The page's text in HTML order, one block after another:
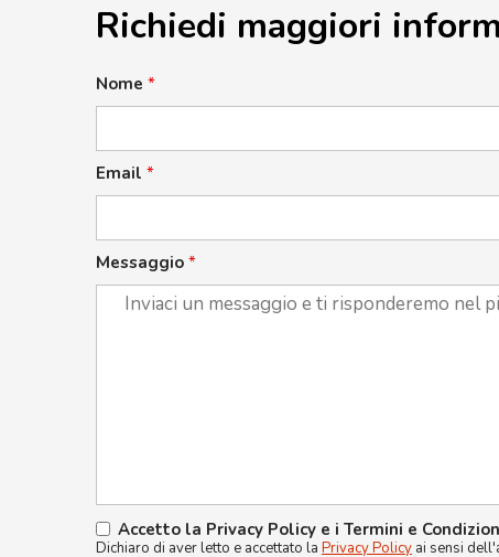
Richiedi maggiori
Nome *
Email *
Messaggio *
Accetto la Privacy Policy e i Termini e
Dichiaro di aver letto e accettato la Privacy Policy ai sensi